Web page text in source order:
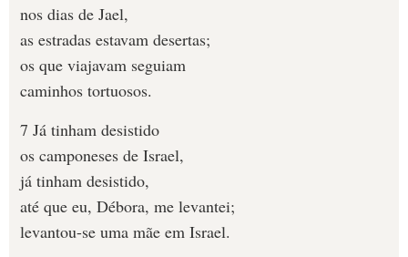
nos dias de Jael,
as estradas estavam desertas;
os que viajavam seguiam
caminhos tortuosos.
7 Já tinham desistido
os camponeses de Israel,
já tinham desistido,
até que eu, Débora, me levantei;
levantou-se uma mãe em Israel.